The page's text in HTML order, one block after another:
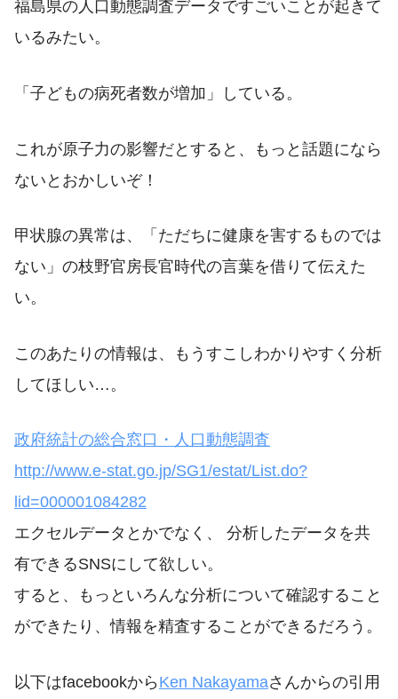
福島県の人口動態調査データですごいことが起きて
いるみたい。
「子どもの病死者数が増加」している。
これが原子力の影響だとすると、もっと話題になら
ないとおかしいぞ！
甲状腺の異常は、「ただちに健康を害するものでは
ない」の枝野官房長官時代の言葉を借りて伝えた
い。
このあたりの情報は、もうすこしわかりやすく分析
してほしい…。
政府統計の総合窓口・人口動態調査
http://www.e-stat.go.jp/SG1/estat/List.do?
lid=000001084282
エクセルデータとかでなく、 分析したデータを共
有できるSNSにして欲しい。
すると、もっといろんな分析について確認すること
ができたり、情報を精査することができるだろう。
以下はfacebookからKen Nakayamaさんからの引用